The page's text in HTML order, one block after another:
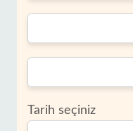
Tarih seçiniz